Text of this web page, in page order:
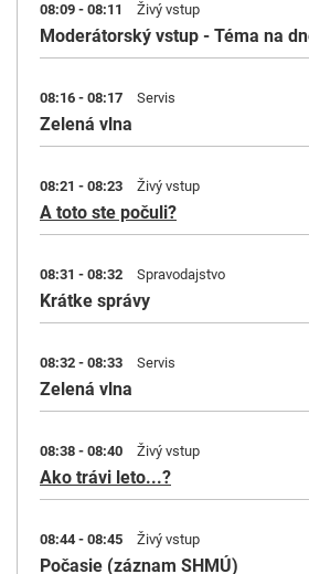
08:09 - 08:11 Živý vstup
Moderátorský vstup - Téma na
08:16 - 08:17 Servis
Zelená vlna
08:21 - 08:23 Živý vstup
A toto ste počuli?
08:31 - 08:32 Spravodajstvo
Krátke správy
08:32 - 08:33 Servis
Zelená vlna
08:38 - 08:40 Živý vstup
Ako trávi leto...?
08:44 - 08:45 Živý vstup
Počasie (záznam SHMÚ)